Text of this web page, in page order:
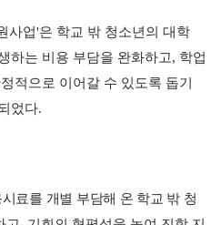
사업'은 학교 밖 청소년의 대학
하는 비용 부담을 완화하고, 학업
적으로 이어갈 수 있도록 돕기
었다.
료를 개별 부담해 온 학교 밖 청